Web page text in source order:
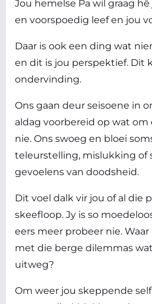
Jou hemelse Pa wil graag
en voorspoedig leef en jou
Daar is ook een ding wat
en dit is jou perspektief. Dit
ondervinding.
Ons gaan deur seisoene in
aldag voorbereid op wat
nie. Ons swoeg en bloei
teleurstelling, mislukking of
gevoelens van doodsheid.
Dit voel dalk vir jou of al die
skeefloop. Jy is so
eers meer probeer nie.
met die berge dilemmas wat
uitweg?
Om weer jou skeppende self